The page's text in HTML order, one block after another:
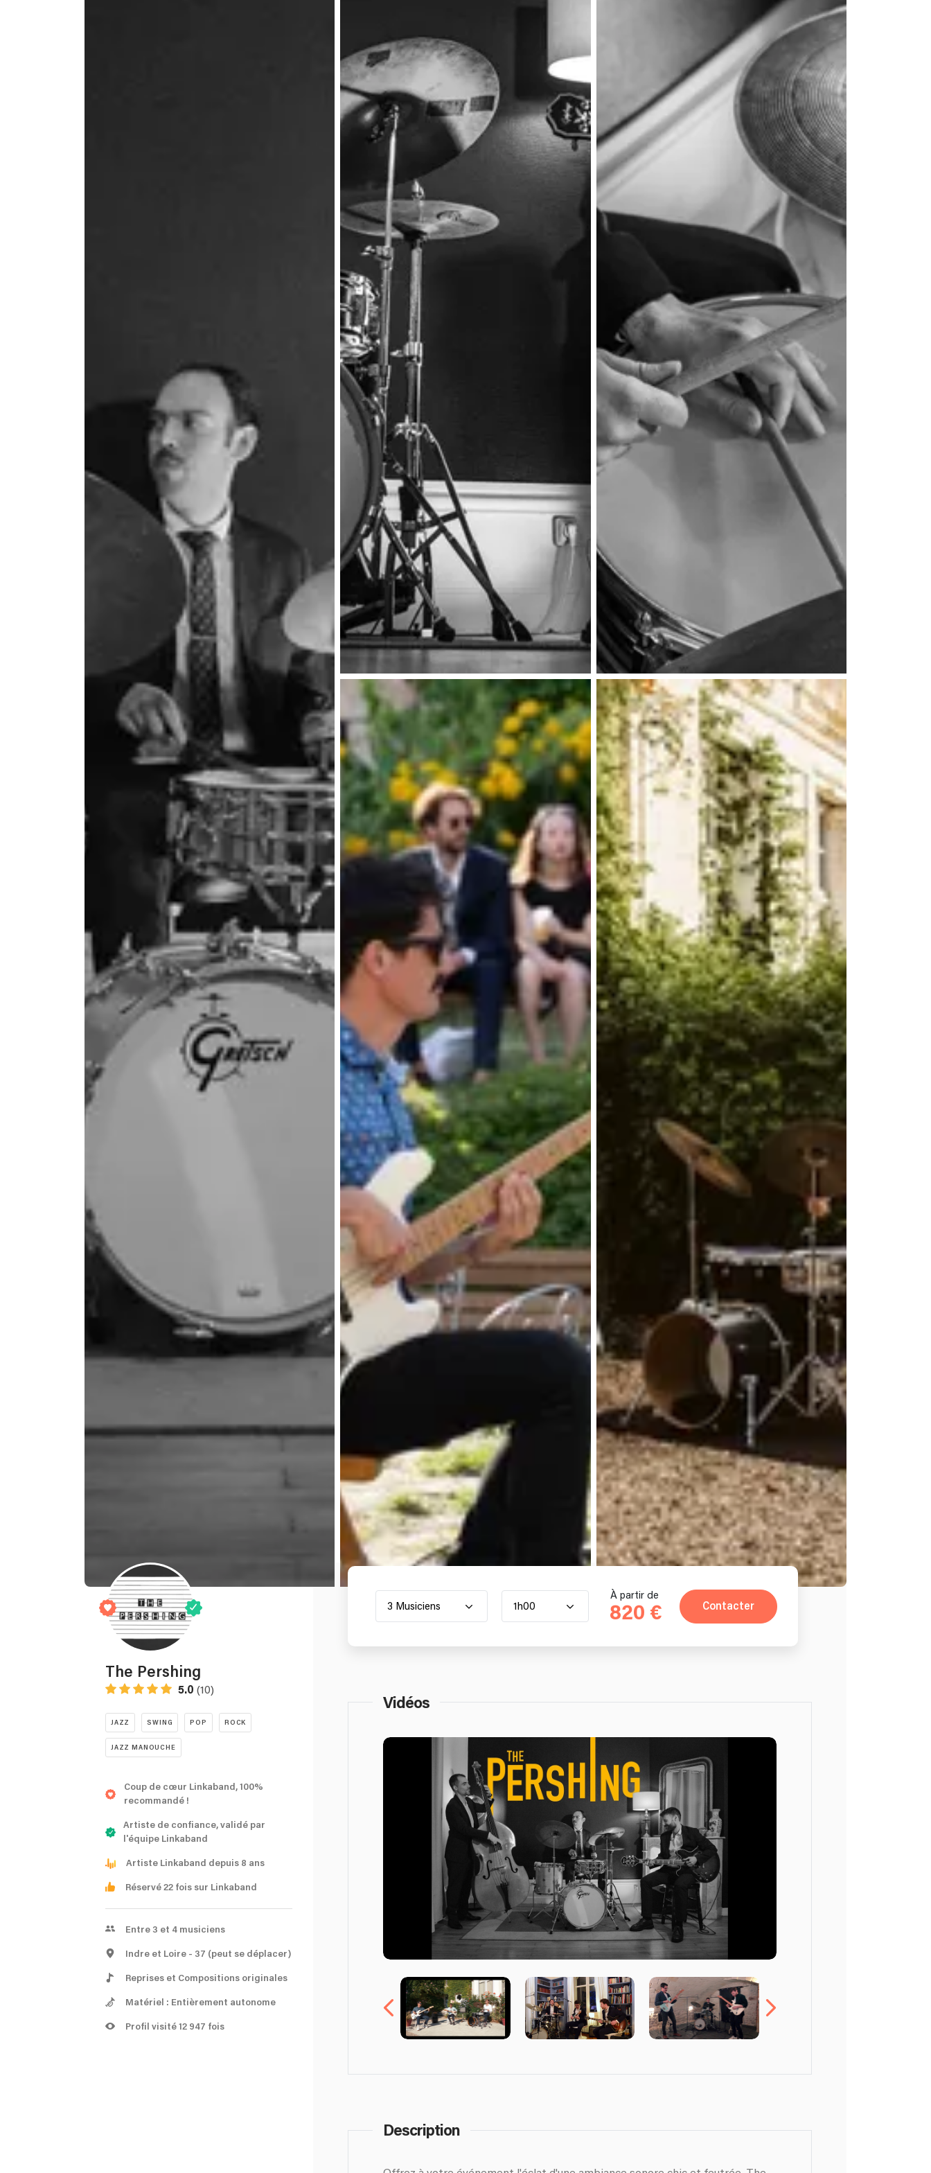
The Pershing
5.0 (10)
JAZZ SWING POP ROCK
JAZZ MANOUCHE
Coup de cœur Linkaband, 100%
recommandé !
Artiste de confiance, validé par
l'équipe Linkaband
Artiste Linkaband depuis 8 ans
Réservé 22 fois sur Linkaband
Entre 3 et 4 musiciens
Indre et Loire - 37 (peut se déplacer)
Reprises et Compositions originales
Matériel : Entièrement autonome
Profil visité 12 947 fois
3 Musiciens 1h00
À partir de
820 € Contacter
Vidéos
Description